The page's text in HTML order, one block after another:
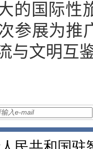
的国际性
参展为推
与文明互